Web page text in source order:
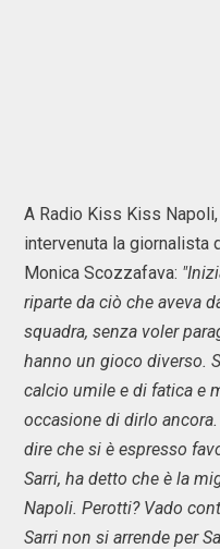
A Radio Kiss Kiss
intervenuta la giornalista
Monica Scozzafava:
riparte da ciò che aveva
squadra, senza voler
hanno un gioco diverso.
calcio umile e di fatica e
occasione di dirlo
dire che si è espresso
Sarri, ha detto che è la
Napoli. Perotti? Vado
Sarri non si arrende per